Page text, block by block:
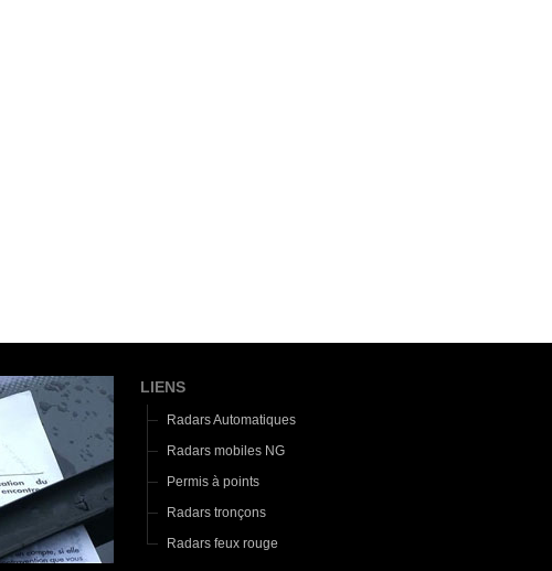
LIENS
Radars Automatiques
Radars mobiles NG
Permis à points
Radars tronçons
Radars feux rouge